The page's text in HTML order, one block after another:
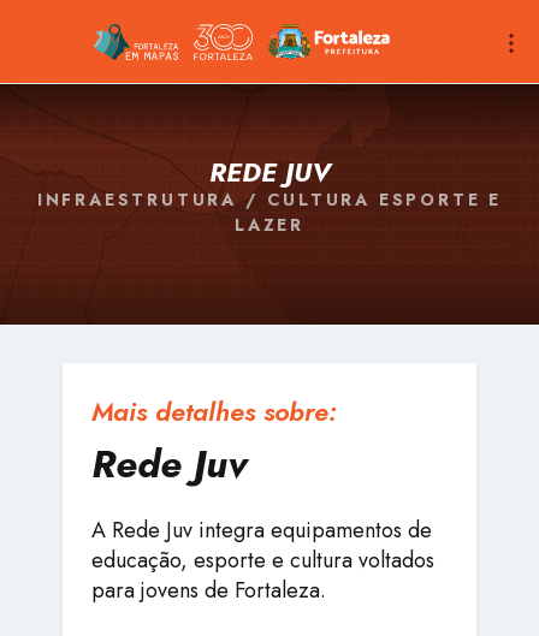
REDE JUV
INFRAESTRUTURA / CULTURA ESPORTE E
LAZER
Mais detalhes sobre:
Rede Juv
A Rede Juv integra equipamentos de
educação, esporte e cultura voltados
para jovens de Fortaleza.